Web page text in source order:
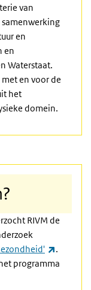
van
en
en
Waterstaat.
met en voor de
het
domein.
RIVM de
.
programma